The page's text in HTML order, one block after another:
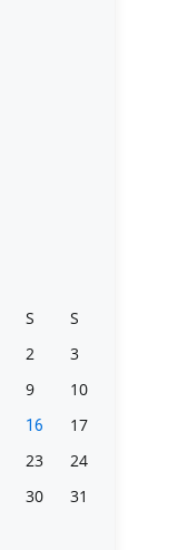
S
S
2
3
9
10
16
17
23
24
30 31